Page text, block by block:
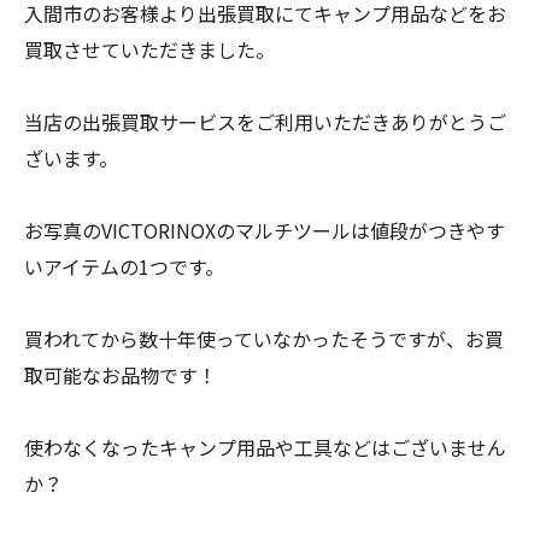
入間市のお客様より出張買取にてキャンプ用品などをお
買取させていただきました。
当店の出張買取サービスをご利用いただきありがとうご
ざいます。
お写真のVICTORINOXのマルチツールは値段がつきやす
いアイテムの1つです。
買われてから数十年使っていなかったそうですが、お買
取可能なお品物です！
使わなくなったキャンプ用品や工具などはございません
か？